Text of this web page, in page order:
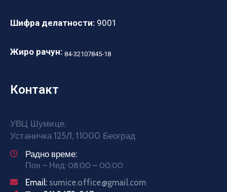
Шифра делатности: 9001
Жиро рачун: 84-32107845-18
Контакт
УВЦ Шумице,
Устаничка 125/1, 11000 Београд
Радно време:
Пон – Нед: 08:00 – 00:00
Email: sumice.office@gmail.com